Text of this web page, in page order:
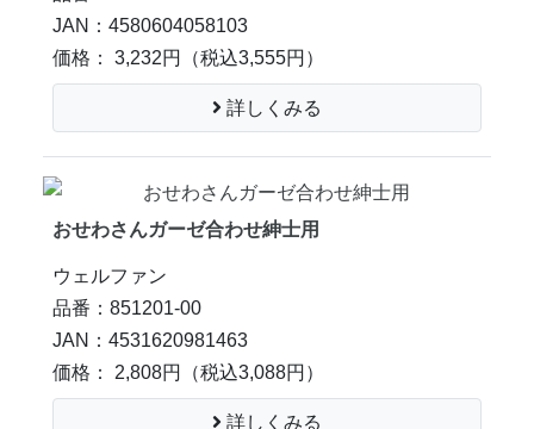
JAN：4580604058103
価格： 3,232円
（税込3,555円）
詳しくみる
おせわさんガーゼ合わせ紳士用
ウェルファン
品番：851201-00
JAN：4531620981463
価格： 2,808円
（税込3,088円）
詳しくみる